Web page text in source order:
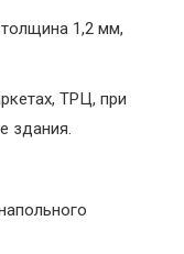
1,2 мм,
ТРЦ, при
здания.